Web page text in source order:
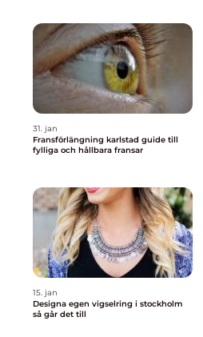
31. jan
Fransförlängning karlstad guide till
fylliga och hållbara fransar
15. jan
Designa egen vigselring i stockholm
så går det till